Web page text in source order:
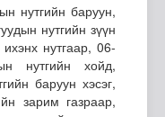
нутгийн баруун,
нутгийн зүүн
нутгаар, 06-
нутгийн хойд,
баруун хэсэг,
зарим газраар,